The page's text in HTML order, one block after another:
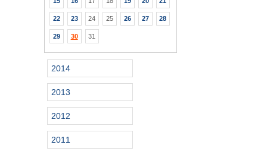
22 23 24 25 26 27 28
29 30 31
2014
2013
2012
2011